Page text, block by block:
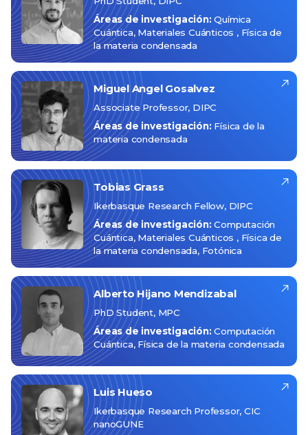
Áreas de investigación: Química
Cuántica Materiales Cuánticos
Física de
la materia condensada
Miguel Angel Gosalvez
Associate Professor, DIPC
Áreas de investigación: Física de la
materia condensada
Tobias Grass
Ikerbasque Research Fellow, DIPC
Áreas de investigación: Computación
Cuántica Materiales Cuánticos
Física de
la materia condensada Fotónica
AlbertoHijano Mendizabal
PhD Student, MPC
Áreas de investigación: Computación
Cuántica Física de la materia condensada
Luis Hueso
Ikerbasque Research Professor, CIC
nanoGUNE